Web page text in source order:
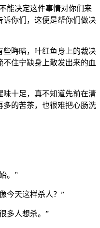
能决定这件事情对你们来
你们，这便是帮你们做决
晦暗，叶红鱼身上的裁决
住宁缺身上散发出来的血
十足，真不知道先前在清
的苦茶，也很难把心肠洗
。”
今天这样杀人？”
多人想杀。”